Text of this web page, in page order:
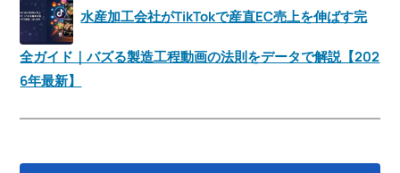
水産加工会社がTikTokで産直EC売上を伸ばす完
全ガイド｜バズる製造工程動画の法則をデータで解説【202
6年最新】